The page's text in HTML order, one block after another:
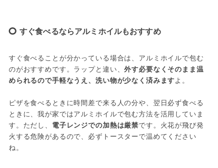
すぐ食べるならアルミホイルもおすすめ
すぐ食べることが分かっている場合は、アルミホイルで包む
のがおすすめです。ラップと違い、外す必要なくそのまま温
められるので手軽なうえ、洗い物が少なく済みますよ。
ピザを食べるときに時間差で来る人の分や、翌日必ず食べる
ときに、我が家ではアルミホイルで包む方法を活用していま
す。ただし、 電子レンジでの加熱は厳禁です。火花が飛び発
火する危険があるので、必ずトースターで温めてください
ね。